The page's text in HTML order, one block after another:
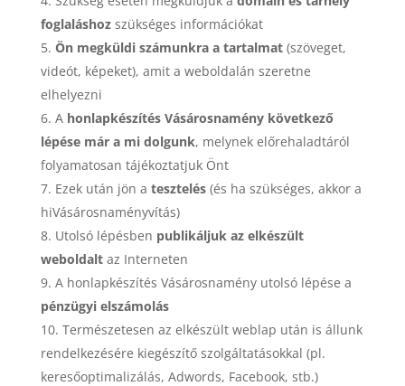
foglaláshozszükséges információkat
Ön megküldi számunkra a tartalmat(szöveget,
videót, képeket), amit a weboldalán szeretne
elhelyezni
A honlapkészítés Vásárosnamény következő
lépése már a mi dolgunk, melynek előrehaladtáról
folyamatosan tájékoztatjuk Önt
Ezek után jön a tesztelés(és ha szükséges, akkor a
hiVásárosnaményvítás)
Utolsó lépésben publikáljuk az elkészült
weboldaltaz Interneten
A honlapkészítés Vásárosnamény utolsó lépése a
pénzügyi elszámolás
Természetesen az elkészült weblap után is állunk
rendelkezésére kiegészítő szolgáltatásokkal (pl.
keresőoptimalizálás, Adwords, Facebook, stb.)